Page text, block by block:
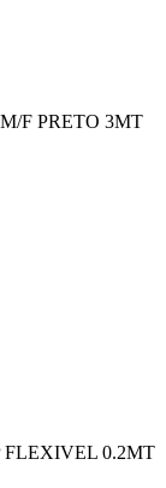
F PRETO 3MT
FLEXIVEL 0.2MT